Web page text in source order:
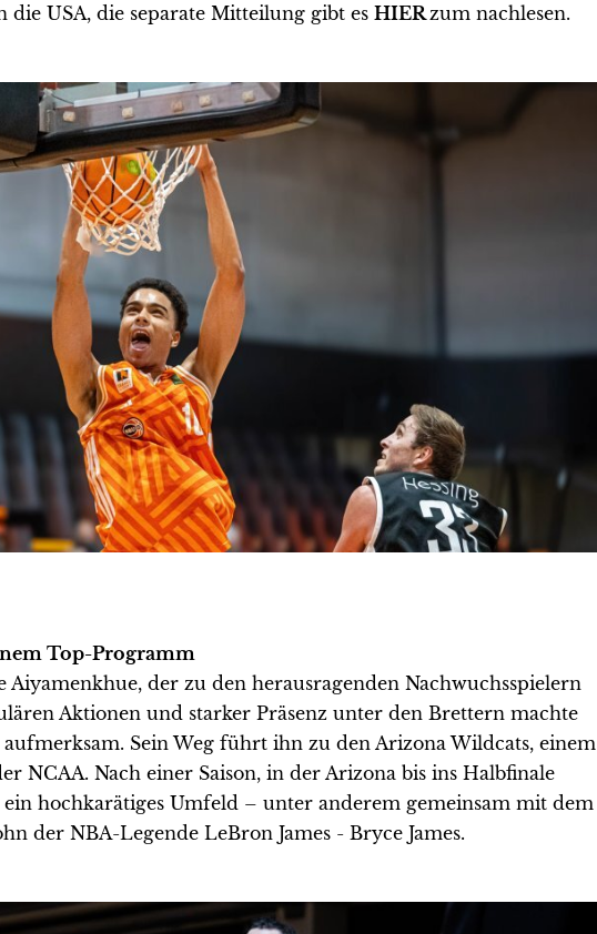
die USA, die separate Mitteilung gibt es HIER zum nachlesen.
Top-Programm
Aiyamenkhue, der zu den herausragenden Nachwuchsspielern
Aktionen und starker Präsenz unter den Brettern machte
Sein Weg führt ihn zu den Arizona Wildcats, einem
NCAA. Nach einer Saison, in der Arizona bis ins Halbfinale
hochkarätiges Umfeld – unter anderem gemeinsam mit dem
der NBA-Legende LeBron James - Bryce James.